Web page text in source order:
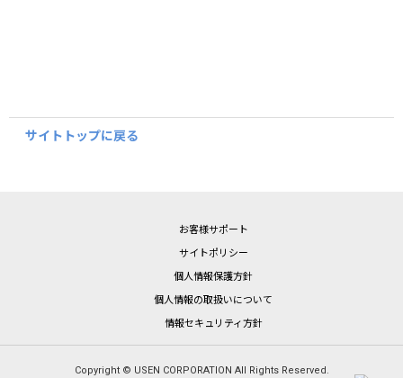
サイトトップに戻る
お客様サポート
サイトポリシー
個人情報保護方針
個人情報の取扱いについて
情報セキュリティ方針
Copyright © USEN CORPORATION All Rights Reserved.